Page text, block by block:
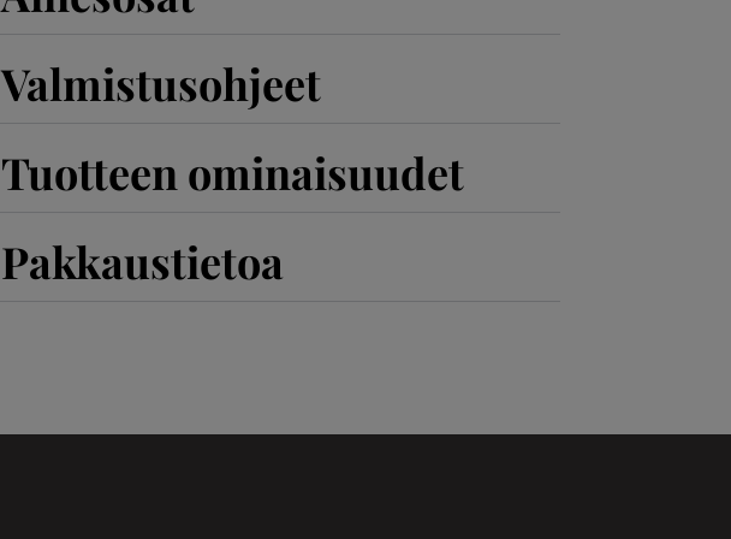
Valmistusohjeet
Tuotteen ominaisuudet
Pakkaustietoa